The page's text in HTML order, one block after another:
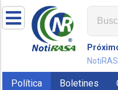
Política Boletines